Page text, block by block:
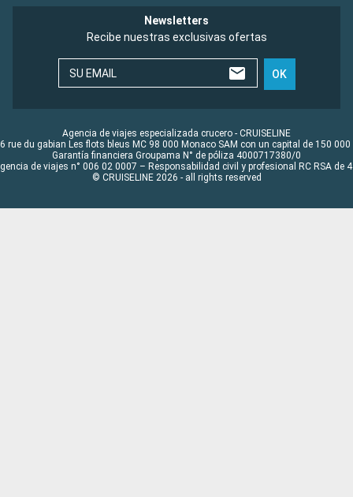
Newsletters
Recibe nuestras exclusivas ofertas
SU EMAIL OK
Agencia de viajes especializada crucero - CRUISELINE
rue du gabian Les flots bleus MC 98 000 Monaco SAM con un capital de 150 000
Garantía financiera Groupama N° de póliza 4000717380/0
de viajes n° 006 02 0007 – Responsabilidad civil y profesional RC RSA de
© CRUISELINE 2026 - all rights reserved